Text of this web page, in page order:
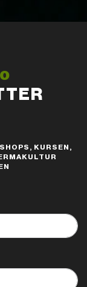
KURSEN,